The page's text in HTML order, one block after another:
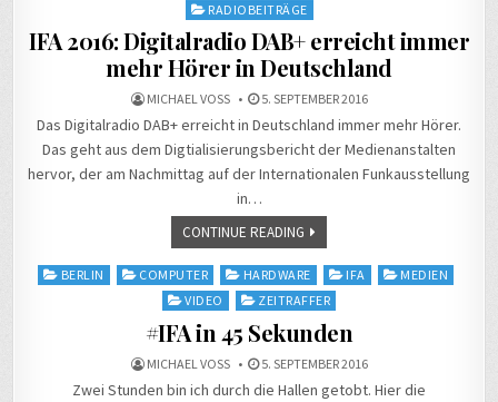
RADIOBEITRÄGE
IFA 2016: Digitalradio DAB+ erreicht immer
mehr Hörer in Deutschland
MICHAEL VOSS 5. SEPTEMBER 2016
Das Digitalradio DAB+ erreicht in Deutschland immer mehr Hörer.
Das geht aus dem Digtialisierungsbericht der Medienanstalten
hervor, der am Nachmittag auf der Internationalen Funkausstellung
in…
CONTINUE READING
Posted
BERLIN COMPUTER HARDWARE IFA
MEDIEN
VIDEO
ZEITRAFFER
#IFA in 45 Sekunden
MICHAEL VOSS 5. SEPTEMBER 2016
Zwei Stunden bin ich durch die Hallen getobt. Hier die